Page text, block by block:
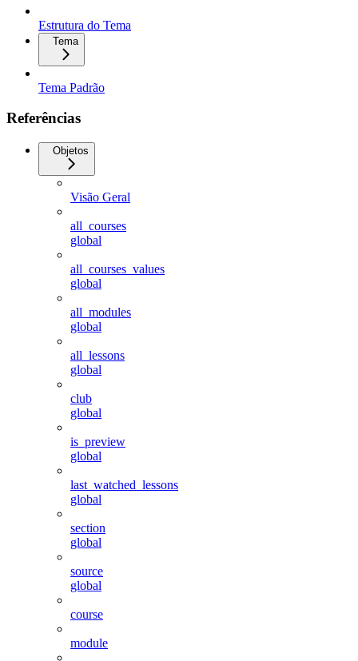
Estrutura do Tema
Tema
Tema Padrão
Referências
Objetos
Visão Geral
all_courses
global
all_courses_values
global
all_modules
global
all_lessons
global
club
global
is_preview
global
last_watched_lessons
global
section
global
source
global
course
module